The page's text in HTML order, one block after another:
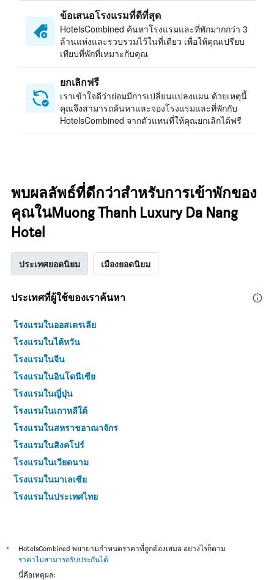
ข้อเสนอโรงแรมที่ดีที่สุด
HotelsCombined ค้นหาโรงแรมและที่พักมากกว่า 3
ล้านแห่งและรวบรวมไว้ในที่เดียว เพื่อให้คุณเปรียบ
เทียบที่พักที่เหมาะกับคุณ
ยกเลิกฟรี
เราเข้าใจดีว่าย่อมมีการเปลี่ยนแปลงแผน ด้วยเหตุนี้
คุณจึงสามารถค้นหาและจองโรงแรมและที่พักกับ
HotelsCombined จากตัวแทนที่ให้คุณยกเลิกได้ฟรี
พบผลลัพธ์ที่ดีกว่าสำหรับการเข้าพักของ
คุณในMuong Thanh Luxury Da Nang
Hotel
ประเทศยอดนิยม เมืองยอดนิยม
ประเทศที่ผู้ใช้ของเราค้นหา
โรงแรมในออสเตรเลีย
โรงแรมในไต้หวัน
โรงแรมในจีน
โรงแรมในอินโดนีเซีย
โรงแรมในญี่ปุ่น
โรงแรมในเกาหลีใต้
โรงแรมในสหราชอาณาจักร
โรงแรมในสิงคโปร์
โรงแรมในเวียดนาม
โรงแรมในมาเลเซีย
โรงแรมในประเทศไทย
*
HotelsCombined พยายามกำหนดราคาที่ถูกต้องเสมอ อย่างไรก็ตาม
ราคาไม่สามารถรับประกันได้
นี่คือเหตุผล: